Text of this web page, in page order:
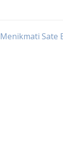
Menikmati Sate